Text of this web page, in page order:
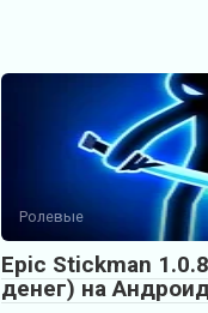
Ролевые
Epic Stickman
денег) на